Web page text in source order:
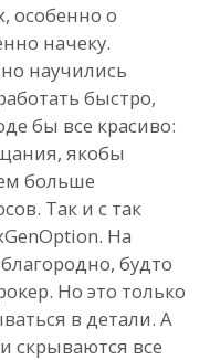
особенно о
начеку.
научились
быстро,
бы все красиво:
якобы
больше
Так и с так
На
будто
Но это только
в детали. А
скрываются все